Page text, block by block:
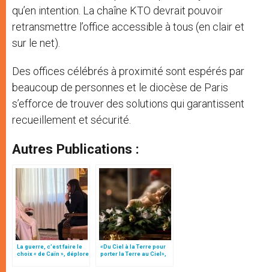
qu’en intention. La chaîne KTO devrait pouvoir
retransmettre l’office accessible à tous (en clair et
sur le net).
Des offices célébrés à proximité sont espérés par
beaucoup de personnes et le diocèse de Paris
s’efforce de trouver des solutions qui garantissent
recueillement et sécurité.
Autres Publications :
La guerre, c’est faire le
choix « de Caïn », déplore
«Du Ciel à la Terre pour
porter la Terre au Ciel»,